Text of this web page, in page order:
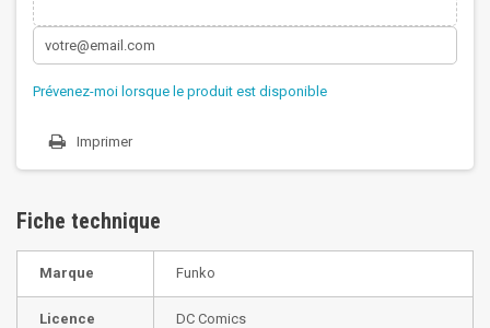
Prévenez-moi lorsque le produit est disponible
Imprimer
Fiche technique
Marque Funko
Licence DC Comics